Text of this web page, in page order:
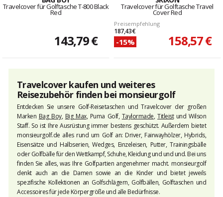
Travelcover für Golftasche T-800 Black
Red
143,79 €
Travelcover für Golftasche Travel
Cover Red
Preisempfehlung
187,43 €
-15% 158,57 €
Travelcover kaufen und weiteres
Reisezubehör finden bei monsieurgolf
Entdecken Sie unsere Golf-Reisetaschen und Travelcover der großen
Marken Bag Boy, Big Max, Puma Golf, Taylormade, Titleistund Wilson
Staff. So ist Ihre Ausrüstung immer bestens geschützt. Außerdem bietet
monsieurgolf.de alles rund um Golf an: Driver, Fairwayhölzer, Hybrids,
Eisensätze und Halbserien, Wedges, Einzeleisen, Putter, Trainingsbälle
oder Golfbälle für den Wettkampf, Schuhe, Kleidung und und und. Bei uns
finden Sie alles, was Ihre Golfpartien angenehmer macht. monsieurgolf
denkt auch an die Damen sowie an die Kinder und bietet jeweils
spezifische Kollektionen an Golfschlägern, Golfbällen, Golftaschen und
Accessoires für jede Körpergröße und alle Bedürfnisse.